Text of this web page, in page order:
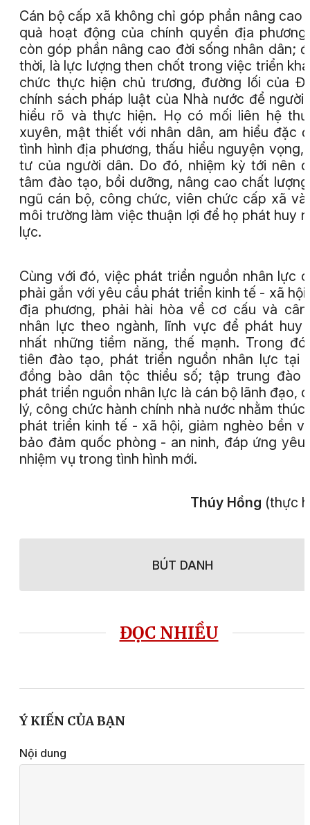
Cán bộ cấp xã không chỉ góp phần nâng cao
quả hoạt động của chính quyền địa
còn góp phần nâng cao đời sống nhân dân;
thời, là lực lượng then chốt trong việc triển
chức thực hiện chủ trương, đường lối của
chính sách pháp luật của Nhà nước để người
hiểu rõ và thực hiện. Họ có mối liên hệ
xuyên, mật thiết với nhân dân, am hiểu đặc
tình hình địa phương, thấu hiểu nguyện vọng,
tư của người dân. Do đó, nhiệm kỳ tới nên
tâm đào tạo, bồi dưỡng, nâng cao chất
ngũ cán bộ, công chức, viên chức cấp xã
môi trường làm việc thuận lợi để họ phát huy
lực.
Cùng với đó, việc phát triển nguồn nhân lực
phải gắn với yêu cầu phát triển kinh tế - xã hội
địa phương, phải hài hòa về cơ cấu và
nhân lực theo ngành, lĩnh vực để phát huy
nhất những tiềm năng, thế mạnh. Trong
tiên đào tạo, phát triển nguồn nhân lực tại
đồng bào dân tộc thiểu số; tập trung đào
phát triển nguồn nhân lực là cán bộ lãnh đạo,
lý, công chức hành chính nhà nước nhằm thúc
phát triển kinh tế - xã hội, giảm nghèo bền
bảo đảm quốc phòng - an ninh, đáp ứng yêu
nhiệm vụ trong tình hình mới.
Thúy Hồng (thực
BÚT DANH
ĐỌC NHIỀU
Ý KIẾN CỦA BẠN
Nội dung